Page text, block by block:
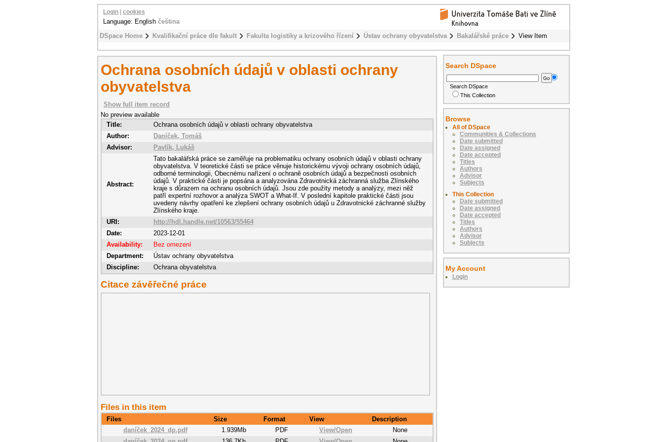
DSpace Home Kvalifikační práce dle fakult Fakulta logistiky a krizového řízení Ústav ochrany obyvatelstva Bakalářské práce View Item
Login cookies
Language: English čeština
Ochrana osobních údajů v oblasti ochrany
obyvatelstva
Show full item record
No preview available
Title:
Ochrana osobních údajů v oblasti ochrany obyvatelstva
Author:
Daníček, Tomáš
Advisor:
Pavlík, Lukáš
Abstract:
Tato bakalářská práce se zaměřuje na problematiku ochrany osobních údajů v oblasti ochrany
obyvatelstva. V teoretické části se práce věnuje historickému vývoji ochrany osobních údajů,
odborné terminologii, Obecnému nařízení o ochraně osobních údajů a bezpečnosti osobních
údajů. V praktické části je popsána a analyzována Zdravotnická záchranná služba Zlínského
kraje s důrazem na ochranu osobních údajů. Jsou zde použity metody a analýzy, mezi něž
patří expertní rozhovor a analýza SWOT a What-If. V poslední kapitole praktické části jsou
uvedeny návrhy opatření ke zlepšení ochrany osobních údajů u Zdravotnické záchranné služby
Zlínského kraje.
URI:
http://hdl.handle.net/10563/55464
Date:
2023-12-01
Availability:
Bez omezení
Department:
Ústav ochrany obyvatelstva
Discipline:
Ochrana obyvatelstva
Citace závěřečné práce
Files in this item
Files Size Format View
Description
daníček_2024_dp.pdf
1.939Mb PDF View/Open
None
Search DSpace
Search DSpace
This Collection
Browse
All of DSpace
Communities & Collections
Date submitted
Date assigned
Date accepted
Titles
Authors
Advisor
Subjects
This Collection
Date submitted
Date assigned
Date accepted
Titles
Authors
Advisor
Subjects
My Account
Login